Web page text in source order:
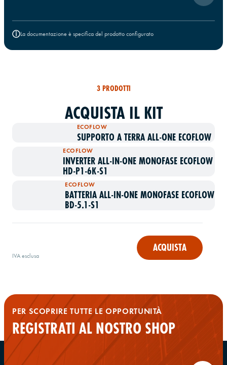
La documentazione è specifica del prodotto configurato
3 PRODOTTI
ACQUISTA IL KIT
ECOFLOW
SUPPORTO A TERRA ALL-ONE ECOFLOW
ECOFLOW
INVERTER ALL-IN-ONE MONOFASE ECOFLOW
HD-P1-6K-S1
ECOFLOW
BATTERIA ALL-IN-ONE MONOFASE ECOFLOW
BD-5.1-S1
IVA esclusa
ACQUISTA
PER SCOPRIRE TUTTE LE OPPORTUNITÀ
REGISTRATI AL NOSTRO SHOP